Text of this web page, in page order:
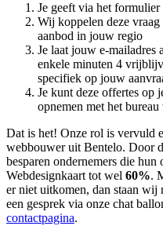
Je geeft via het
Wij koppelen deze
aanbod in jouw regio
Je laat jouw e-mailadres
enkele minuten 4
specifiek op jouw
Je kunt deze offertes op
opnemen met het
Dat is het! Onze rol is vervuld
webbouwer uit Bentelo. Door
besparen ondernemers die hun
Webdesignkaart tot wel 60%.
er niet uitkomen, dan staan
een gesprek via onze chat
contactpagina.